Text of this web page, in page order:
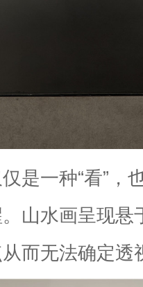
是一种“看”，
山水画呈现悬
而无法确定透